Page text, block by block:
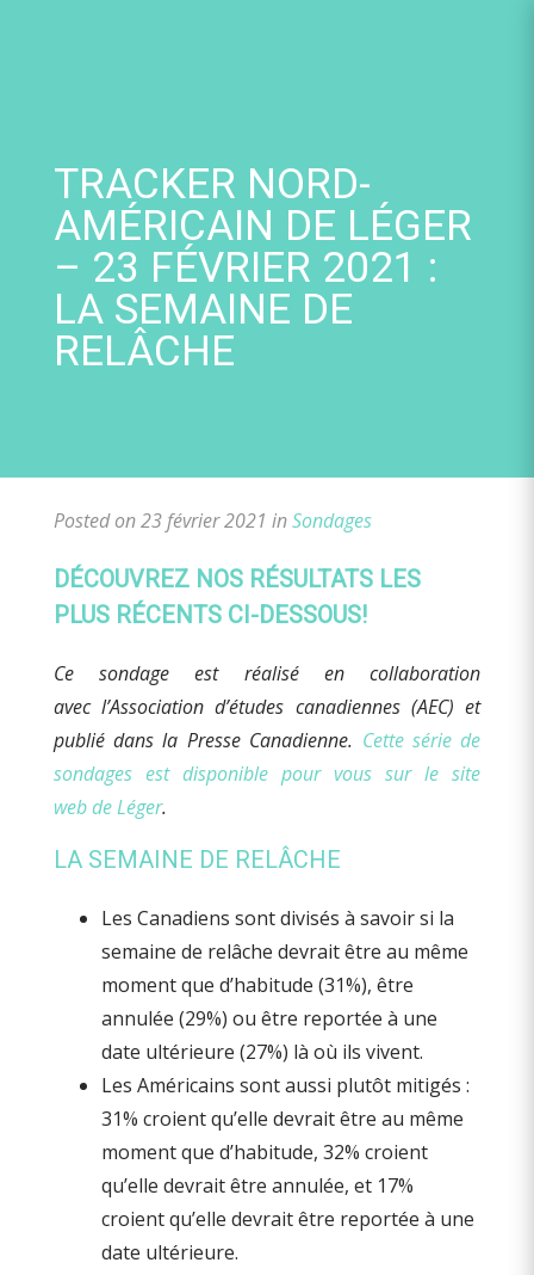
TRACKER NORD-
AMÉRICAIN DE LÉGER
– 23 FÉVRIER 2021 :
LA SEMAINE DE
RELÂCHE
Posted on 23 février 2021 inSondages
DÉCOUVREZ NOS RÉSULTATS LES
PLUS RÉCENTS CI-DESSOUS!
Ce sondage est réalisé en collaboration
avec l’Association d’études canadiennes (AEC) et
publié dans la Presse Canadienne. Cette série de
sondages est disponible pour vous sur le site
web de Léger.
LA SEMAINE DE RELÂCHE
Les Canadiens sont divisés à savoir si la
semaine de relâche devrait être au même
moment que d’habitude (31%), être
annulée (29%) ou être reportée à une
date ultérieure (27%) là où ils vivent.
Les Américains sont aussi plutôt mitigés :
31% croient qu’elle devrait être au même
moment que d’habitude, 32% croient
qu’elle devrait être annulée, et 17%
croient qu’elle devrait être reportée à une
date ultérieure.